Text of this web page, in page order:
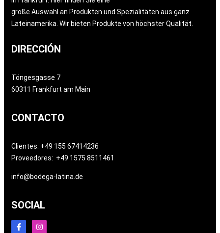
große Auswahl an Produkten und Spezialitäten aus ganz
Lateinamerika. Wir bieten Produkte von höchster Qualität.
DIRECCIÓN
Töngesgasse 7
60311 Frankfurt am Main
CONTACTO
Clientes: +49 155 67414236
Proveedores: +49 1575 8511461
info@bodega-latina.de
SOCIAL